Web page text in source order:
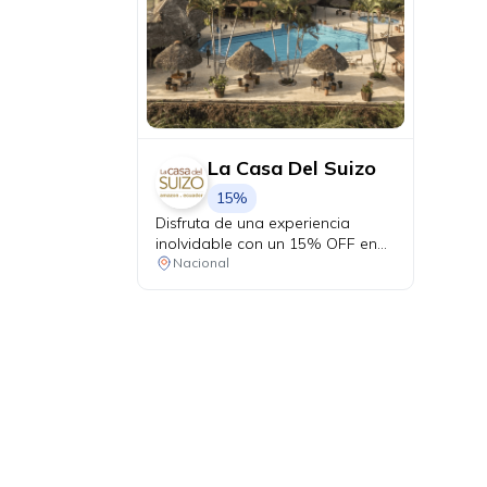
La Casa Del Suizo
15%
Disfruta de una experiencia
inolvidable con un 15% OFF en
todos tus consumos dentro del
Nacional